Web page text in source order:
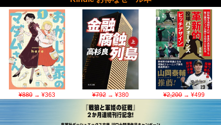
¥880→ ¥363 ¥792→ ¥380 ¥2,200→ ¥499